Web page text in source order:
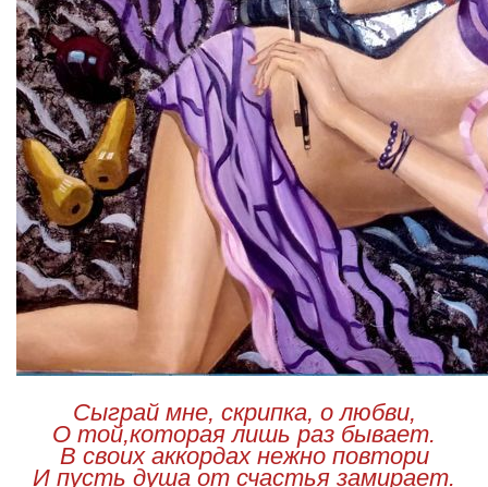
Сыграй мне, скрипка, о любви,
О той,которая лишь раз бывает.
В своих аккордах нежно повтори
И пусть душа от счастья замирает.